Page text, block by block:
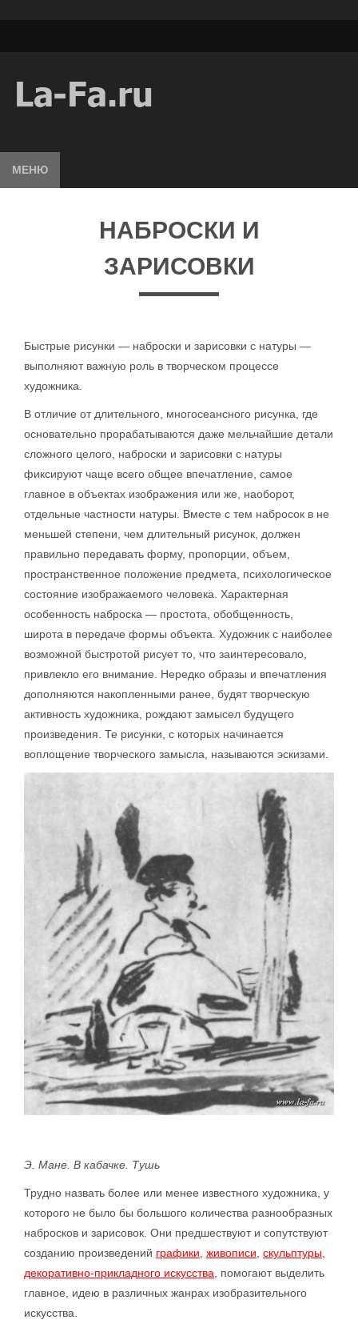
МЕНЮ
НАБРОСКИ И
ЗАРИСОВКИ
Быстрые рисунки — наброски и зарисовки с натуры —
выполняют важную роль в творческом процессе
художника.
В отличие от длительного, многосеансного рисунка, где
основательно прорабатываются даже мельчайшие детали
сложного целого, наброски и зарисовки с натуры
фиксируют чаще всего общее впечатление, самое
главное в объектах изображения или же, наоборот,
отдельные частности натуры. Вместе с тем набросок в не
меньшей степени, чем длительный рисунок, должен
правильно передавать форму, пропорции, объем,
пространственное положение предмета, психологическое
состояние изображаемого человека. Характерная
особенность наброска — простота, обобщенность,
широта в передаче формы объекта. Художник с наиболее
возможной быстротой рисует то, что заинтересовало,
привлекло его внимание. Нередко образы и впечатления
дополняются накопленными ранее, будят творческую
активность художника, рождают замысел будущего
произведения. Те рисунки, с которых начинается
воплощение творческого замысла, называются эскизами.
Э. Мане. В кабачке. Тушь
Трудно назвать более или менее известного художника, у
которого не было бы большого количества разнообразных
набросков и зарисовок. Они предшествуют и сопутствуют
созданию произведений графики живописи скульптуры
декоративно-прикладного искусства , помогают выделить
главное, идею в различных жанрах изобразительного
искусства.